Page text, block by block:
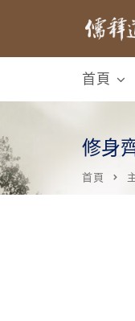
首頁
修身
首頁